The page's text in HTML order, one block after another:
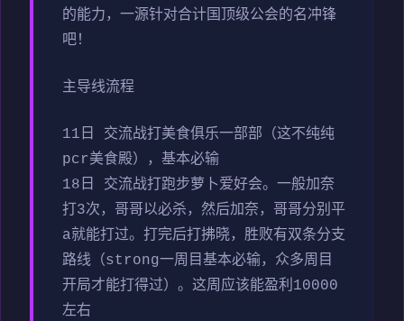
的能力，一源针对合计国顶级公会的名冲锋
吧！
主导线流程
11日 交流战打美食俱乐一部部（这不纯纯
pcr美食殿），基本必输
18日 交流战打跑步萝卜爱好会。一般加奈
打3次，哥哥以必杀，然后加奈，哥哥分别平
a就能打过。打完后打拂晓，胜败有双条分支
路线（strong一周目基本必输，众多周目
开局才能打得过）。这周应该能盈利10000
左右